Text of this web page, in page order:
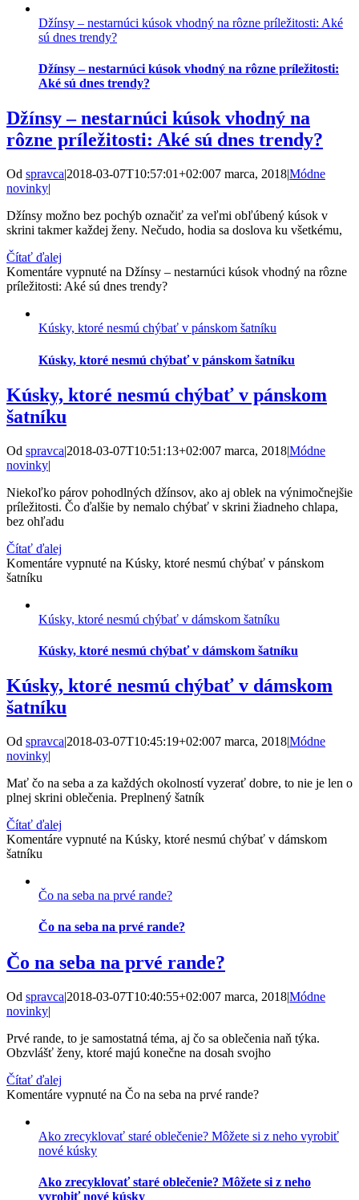
Džínsy – nestarnúci kúsok vhodný na rôzne príležitosti: Aké
sú dnes trendy?
Džínsy – nestarnúci kúsok vhodný na rôzne príležitosti:
Aké sú dnes trendy?
Džínsy – nestarnúci kúsok vhodný na
rôzne príležitosti: Aké sú dnes trendy?
Od spravca|2018-03-07T10:57:01+02:007 marca, 2018|Módne
novinky|
Džínsy možno bez pochýb označiť za veľmi obľúbený kúsok v
skrini takmer každej ženy. Nečudo, hodia sa doslova ku všetkému,
Čítať ďalej
Komentáre vypnuté na Džínsy – nestarnúci kúsok vhodný na rôzne
príležitosti: Aké sú dnes trendy?
Kúsky, ktoré nesmú chýbať v pánskom šatníku
Kúsky, ktoré nesmú chýbať v pánskom šatníku
Kúsky, ktoré nesmú chýbať v pánskom
šatníku
Od spravca|2018-03-07T10:51:13+02:007 marca, 2018|Módne
novinky|
Niekoľko párov pohodlných džínsov, ako aj oblek na výnimočnejšie
príležitosti. Čo ďalšie by nemalo chýbať v skrini žiadneho chlapa,
bez ohľadu
Čítať ďalej
Komentáre vypnuté na Kúsky, ktoré nesmú chýbať v pánskom
šatníku
Kúsky, ktoré nesmú chýbať v dámskom šatníku
Kúsky, ktoré nesmú chýbať v dámskom šatníku
Kúsky, ktoré nesmú chýbať v dámskom
šatníku
Od spravca|2018-03-07T10:45:19+02:007 marca, 2018|Módne
novinky|
Mať čo na seba a za každých okolností vyzerať dobre, to nie je len o
plnej skrini oblečenia. Preplnený šatník
Čítať ďalej
Komentáre vypnuté na Kúsky, ktoré nesmú chýbať v dámskom
šatníku
Čo na seba na prvé rande?
Čo na seba na prvé rande?
Čo na seba na prvé rande?
Od spravca|2018-03-07T10:40:55+02:007 marca, 2018|Módne
novinky|
Prvé rande, to je samostatná téma, aj čo sa oblečenia naň týka.
Obzvlášť ženy, ktoré majú konečne na dosah svojho
Čítať ďalej
Komentáre vypnuté na Čo na seba na prvé rande?
Ako zrecyklovať staré oblečenie? Môžete si z neho vyrobiť
nové kúsky
Ako zrecyklovať staré oblečenie? Môžete si z neho
vyrobiť nové kúsky